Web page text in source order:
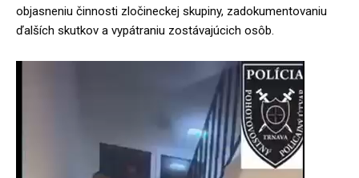
objasneniu činnosti zločineckej skupiny, zadokumentovaniu
ďalších skutkov a vypátraniu zostávajúcich osôb.